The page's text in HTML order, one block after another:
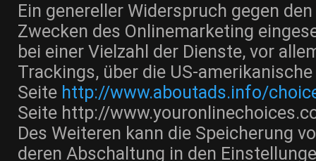
Ein genereller Widerspruch gegen
Zwecken des Onlinemarketing
bei einer Vielzahl der Dienste, vor
Trackings, über die US-amerikanische
Seite http://www.aboutads.info/
Seite http://
Des Weiteren kann die Speicherung
deren Abschaltung in den